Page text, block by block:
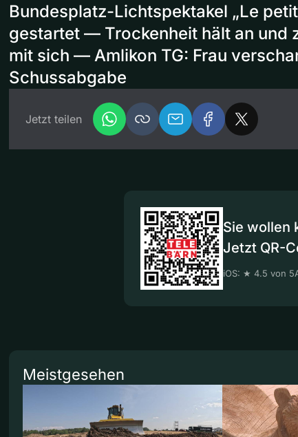
Bundesplatz-Lichtspektakel „Le
gestartet — Trockenheit hält an und
mit sich — Amlikon TG: Frau
Schussabgabe
Jetzt teilen
Sie wollen
Jetzt QR-
iOS: ★ 4.5 von 5
Meistgesehen